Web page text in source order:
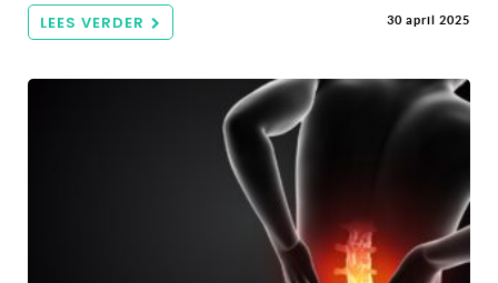
LEES VERDER 30 april 2025